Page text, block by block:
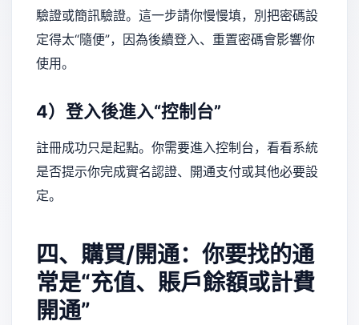
驗證或簡訊驗證。這一步請你慢慢填，別把密碼設
定得太“隨便”，因為後續登入、重置密碼會影響你
使用。
4）登入後進入“控制台”
註冊成功只是起點。你需要進入控制台，看看系統
是否提示你完成實名認證、開通支付或其他必要設
定。
四、購買/開通：你要找的通
常是“充值、賬戶餘額或計費
開通”